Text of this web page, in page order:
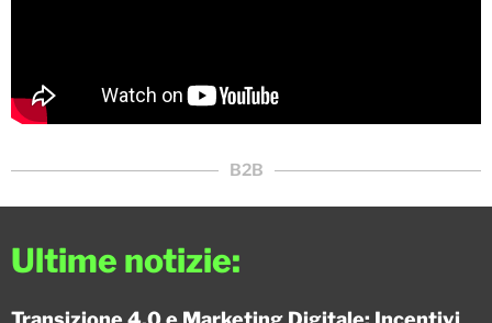
B2B
Ultime notizie: